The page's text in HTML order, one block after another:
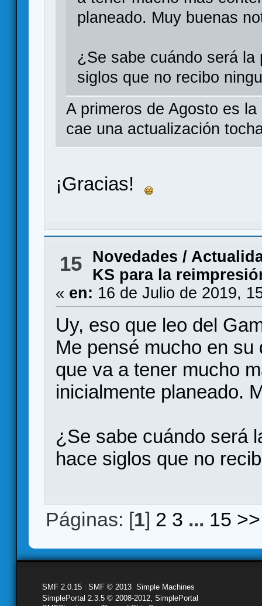
planeado. Muy buenas
¿Se sabe cuándo será la
siglos que no recibo
A primeros de Agosto es
cae una actualización
¡Gracias!
15
Novedades /
KS para la
« en: 16 de Julio de 2019,
Uy, eso que leo del
Me pensé mucho en
que va a tener mucho
inicialmente planeado.
¿Se sabe cuándo será
hace siglos que no
Páginas: [1] 2 3 ... 15 >>
SMF 2.0.15 SMF © 2013 Simple Machines
SimplePortal 2.3.5 © 2008-2012, SimplePortal